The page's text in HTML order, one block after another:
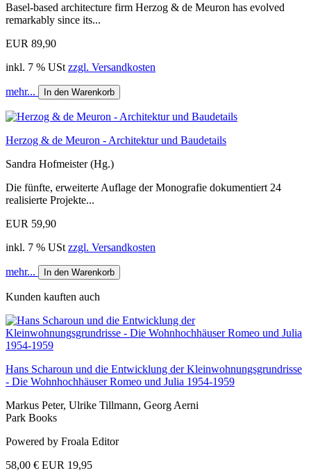
Basel-based architecture firm Herzog & de Meuron has evolved
remarkably since its...
EUR 89,90
inkl. 7 % USt zzgl. Versandkosten
mehr... In den Warenkorb
Herzog & de Meuron - Architektur und Baudetails
Sandra Hofmeister (Hg.)
Die fünfte, erweiterte Auflage der Monografie dokumentiert 24
realisierte Projekte...
EUR 59,90
inkl. 7 % USt zzgl. Versandkosten
mehr... In den Warenkorb
Kunden kauften auch
Hans Scharoun und die Entwicklung der Kleinwohnungsgrundrisse
- Die Wohnhochhäuser Romeo und Julia 1954-1959
Markus Peter, Ulrike Tillmann, Georg Aerni
Park Books
Powered by Froala Editor
58,00 € EUR 19,95